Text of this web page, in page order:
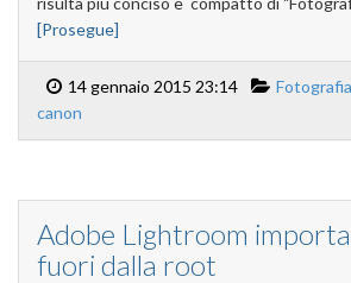
[Prosegue]
14 gennaio 2015 23:14 Fotografia
canon
Adobe Lightroom
fuori dalla root